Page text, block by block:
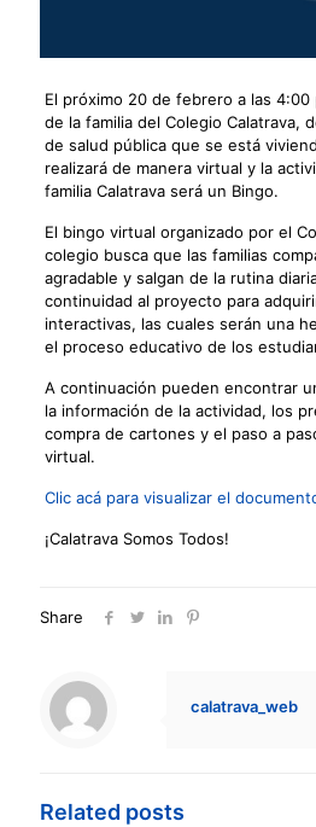
El próximo 20 de febrero a las
de la familia del Colegio Calatrava,
de salud pública que se está
realizará de manera virtual y la
familia Calatrava será un Bingo.
El bingo virtual organizado por el
colegio busca que las familias
agradable y salgan de la rutina
continuidad al proyecto para
interactivas, las cuales serán una
el proceso educativo de los
A continuación pueden encontrar
la información de la actividad, los
compra de cartones y el paso a
virtual.
Clic acá para visualizar el
¡Calatrava Somos Todos!
Share
calatrava_web
Related posts